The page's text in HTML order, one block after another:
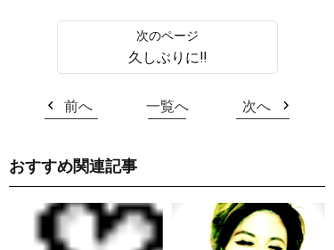
久しぶりに‼︎
前へ 一覧へ 次へ
おすすめ関連記事